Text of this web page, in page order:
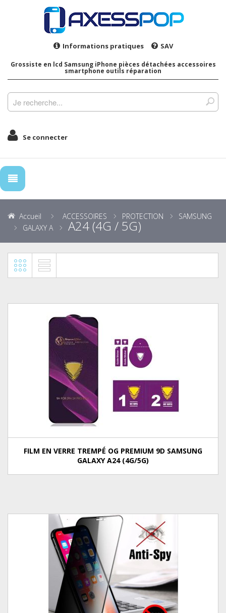
Informations pratiques SAV
Grossiste en lcd Samsung iPhone pièces détachées accessoires
smartphone outils réparation
Se connecter
Accueil ACCESSOIRES PROTECTION
SAMSUNG
GALAXY A
A24 (4G / 5G)
FILM EN VERRE TREMPÉ OG PREMIUM 9D SAMSUNG
GALAXY A24 (4G/5G)